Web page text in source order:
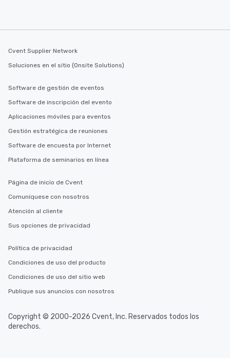
Cvent Supplier Network
Soluciones en el sitio (Onsite Solutions)
Software de gestión de eventos
Software de inscripción del evento
Aplicaciones móviles para eventos
Gestión estratégica de reuniones
Software de encuesta por Internet
Plataforma de seminarios en línea
Página de inicio de Cvent
Comuníquese con nosotros
Atención al cliente
Sus opciones de privacidad
Política de privacidad
Condiciones de uso del producto
Condiciones de uso del sitio web
Publique sus anuncios con nosotros
Copyright © 2000-2026 Cvent, Inc. Reservados todos los
derechos.